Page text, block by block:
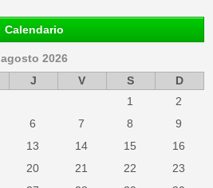
Calendario
agosto 2026
J V S
D
1
2
6 7 8
9
13 14 15
16
20 21 22
23